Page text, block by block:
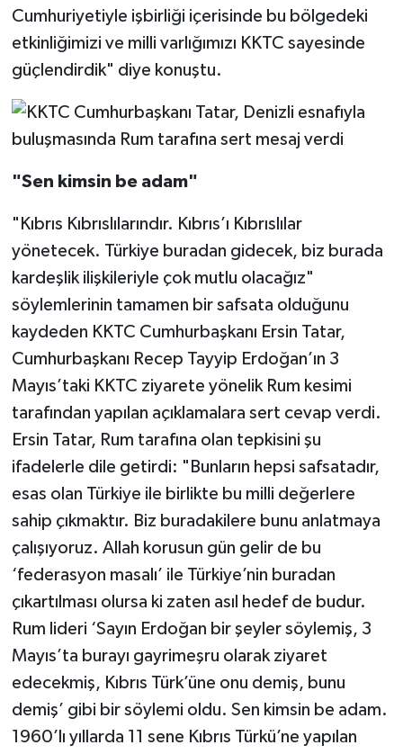
Cumhuriyetiyle işbirliği içerisinde bu bölgedeki
etkinliğimizi ve milli varlığımızı KKTC sayesinde
güçlendirdik" diye konuştu.
"Sen kimsin be adam"
"Kıbrıs Kıbrıslılarındır. Kıbrıs’ı Kıbrıslılar
yönetecek. Türkiye buradan gidecek, biz burada
kardeşlik ilişkileriyle çok mutlu olacağız"
söylemlerinin tamamen bir safsata olduğunu
kaydeden KKTC Cumhurbaşkanı Ersin Tatar,
Cumhurbaşkanı Recep Tayyip Erdoğan’ın 3
Mayıs’taki KKTC ziyarete yönelik Rum kesimi
tarafından yapılan açıklamalara sert cevap verdi.
Ersin Tatar, Rum tarafına olan tepkisini şu
ifadelerle dile getirdi: "Bunların hepsi safsatadır,
esas olan Türkiye ile birlikte bu milli değerlere
sahip çıkmaktır. Biz buradakilere bunu anlatmaya
çalışıyoruz. Allah korusun gün gelir de bu
‘federasyon masalı’ ile Türkiye’nin buradan
çıkartılması olursa ki zaten asıl hedef de budur.
Rum lideri ‘Sayın Erdoğan bir şeyler söylemiş, 3
Mayıs’ta burayı gayrimeşru olarak ziyaret
edecekmiş, Kıbrıs Türk’üne onu demiş, bunu
demiş’ gibi bir söylemi oldu. Sen kimsin be adam.
1960’lı yıllarda 11 sene Kıbrıs Türkü’ne yapılan